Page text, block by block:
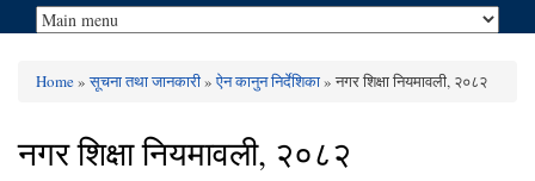
You are here
Home»सूचना तथा जानकारी»ऐन कानुन निर्देशिका» नगर शिक्षा नियमावली, २०८२
नगर शिक्षा नियमावली, २०८२